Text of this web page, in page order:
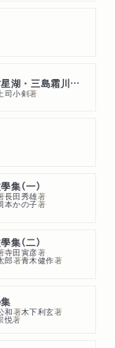
明治文學全集 ７２ 水野葉舟・中村星湖・三島霜川・上司小劍集
上司小剣著
（一）
長田秀雄著
本かの子著
（二）
寺田寅彦著
郎著青木健作著
和著木下利玄著
悦著